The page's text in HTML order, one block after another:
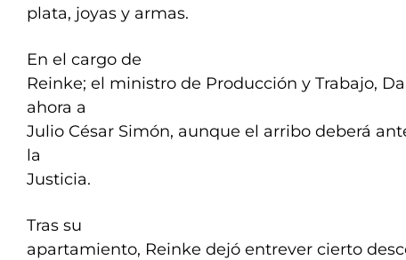
plata, joyas y armas.
En el cargo de
Reinke; el ministro de Producción y Trabajo,
ahora a
Julio César Simón, aunque el arribo deberá
la
Justicia.
Tras su
apartamiento, Reinke dejó entrever cierto